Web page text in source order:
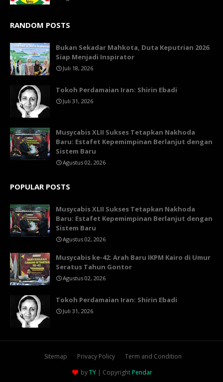
RANDOM POSTS
Bukan Sekadar Mahkota, Duta Keputrian 2026
Siap Menjadi Inspirator
Juli 18, 2026
Tokoh Perdamaian Iran: Shirin Ebadi
Juli 31, 2026
Musycabis XLII Sukses Tetapkan Nakhoda
Baru: Estafet Kepemimpinan Berlanjut dengan
Sistem Baru
Agustus 02, 2026
POPULAR POSTS
Musycabis XLII Sukses Tetapkan Nakhoda
Baru: Estafet Kepemimpinan Berlanjut dengan
Sistem Baru
Agustus 02, 2026
Musycabis ke-42: Arah Baru IKPM Kairo di Umur
Seratus Tahun Gontor
Agustus 02, 2026
Tokoh Perdamaian Iran: Shirin Ebadi
Juli 31, 2026
Sitemap Privacy Policy
Term and Condition
byTY| Copyright Pendar